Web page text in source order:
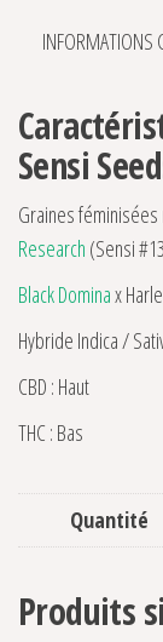
INFORMATIONS
Sensi
Graines féminisées
Research (Sensi
Black Dominax
Hybride Indica /
CBD : Haut
THC : Bas
Quantité
Produits